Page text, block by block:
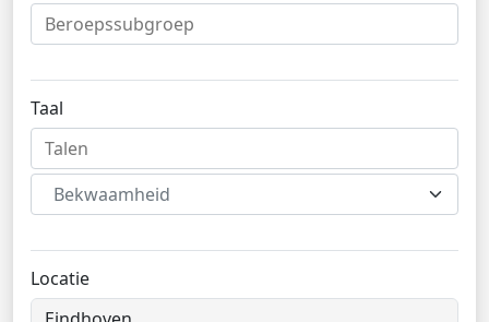
Taal
Bekwaamheid
Locatie